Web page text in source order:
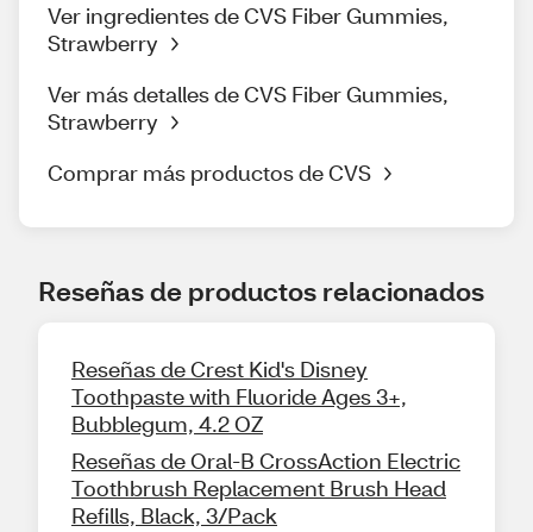
Ver ingredientes de CVS Fiber Gummies,
Strawberry
Ver más detalles de CVS Fiber Gummies,
Strawberry
Comprar más productos de CVS
Reseñas de productos relacionados
Reseñas de Crest Kid's Disney
Toothpaste with Fluoride Ages 3+,
Bubblegum, 4.2 OZ
Reseñas de Oral-B CrossAction Electric
Toothbrush Replacement Brush Head
Refills, Black, 3/Pack